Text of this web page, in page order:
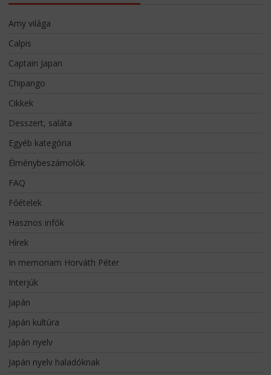
Amy világa
Calpis
Captain Japan
Chipango
Cikkek
Desszert, saláta
Egyéb kategória
Élménybeszámolók
FAQ
Főételek
Hasznos infók
Hírek
In memoriam Horváth Péter
Interjúk
Japán
Japán kultúra
Japán nyelv
Japán nyelv haladóknak